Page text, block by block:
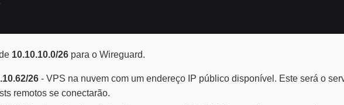
10.10.10.0/26 para o Wireguard.
26 - VPS na nuvem com um endereço IP público disponível. Este será o
remotos se conectarão.